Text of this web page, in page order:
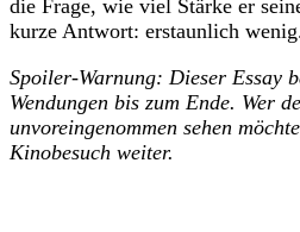
die Frage, wie viel Stärke er
kurze Antwort: erstaunlich
Spoiler-Warnung: Dieser Essay
Wendungen bis zum Ende. Wer
unvoreingenommen sehen
Kinobesuch weiter.